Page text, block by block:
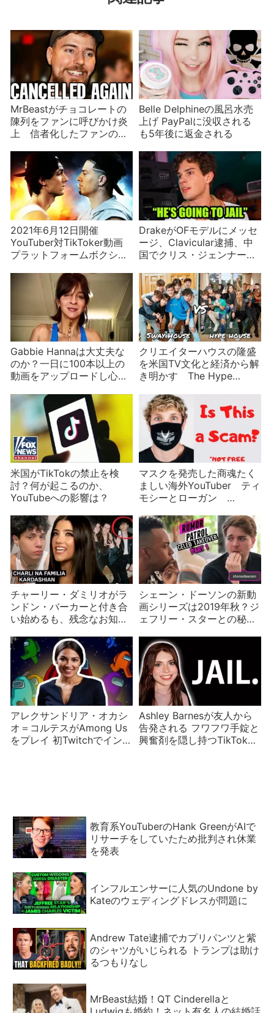
MrBeastがチョコレートの
陳列をファンに呼びかけ炎
上 信者化したファンの力
Belle Delphineの風呂水売
上げ PayPalに没収される
も5年後に返金される
2021年6月12日開催
YouTuber対TikToker動画
プラットフォームボクシン
DrakeがOFモデルにメッセ
ージ、Clavicular逮捕、中
国でクリス・ジェンナーが
ニュース
Gabbie Hannaは大丈夫な
のか？一日に100本以上の
動画をアップロードし心配
クリエイターハウスの隆盛
を米国TV文化と経済から解
き明かす The Hype
Alpha House、……
米国がTikTokの禁止を検
討？何が起こるのか、
YouTubeへの影響は？
マスクを発売した商魂たく
ましい海外YouTuber ティ
モシーとローガン
ースその２
チャーリー・ダミリオがラ
ンドン・バーカーと付き合
い始めるも、残念なお知ら
シェーン・ドーソンの新動
画シリーズは2019年秋？ジ
ェフリー・スターとの秘密
アレクサンドリア・オカシ
オ＝コルテスがAmong Us
をプレイ 初Twitchでインポ
Ashley Barnesが友人から
告発される フワフワ手錠と
興奮剤を隠し持つTikTokイ
教育系YouTuberのHank GreenがAIで
リサーチをしていたため批判され休業
を発表
インフルエンサーに人気のUndone by
Kateのウェディングドレスが問題に
Andrew Tate逮捕でカプリパンツと紫
のシャツがいじられる トランプは助け
るつもりなし
MrBeast結婚！QT Cinderellaと